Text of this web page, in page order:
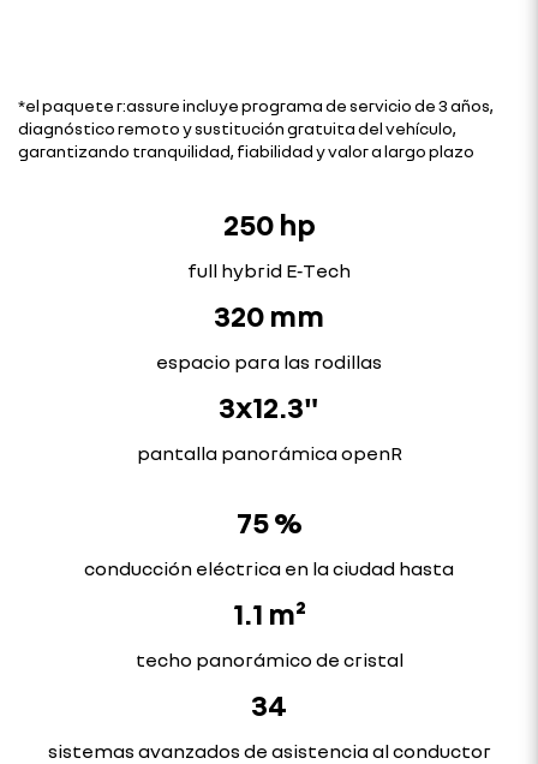
*el paquete r:assure incluye programa de servicio de 3 años,
diagnóstico remoto y sustitución gratuita del vehículo,
garantizando tranquilidad, fiabilidad y valor a largo plazo
250 hp
full hybrid E‑Tech
320 mm
espacio para las rodillas
3x12.3"
pantalla panorámica openR
75 %
conducción eléctrica en la ciudad hasta
1.1 m²
techo panorámico de cristal
34
sistemas avanzados de asistencia al conductor